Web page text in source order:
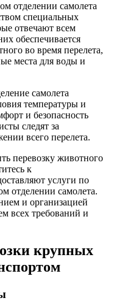
отделении самолета
специальных
отвечают всем
обеспечивается
во время перелета,
места для воды и
самолета
температуры и
и безопасность
следят за
всего перелета.
перевозку животного
к
услуги по
отделении самолета.
и организацией
всех требований и
крупных